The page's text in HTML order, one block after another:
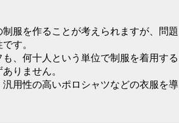
服を作ることが考えられますが、問題
す。
、何十人という単位で制服を着用する
りません。
用性の高いポロシャツなどの衣服を導